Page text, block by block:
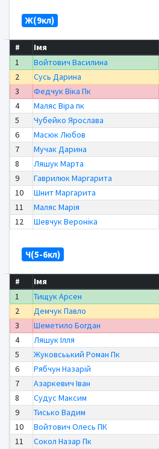
Ж(9кл)
# Імя
1
Войтович Василина
2
Сусь Дарина
3
Федчук Віка Пк
4
Маляс Віра пк
5
Чубейко Ярослава
6
Масюк Любов
7
Мучак Дарина
8
Ляшук Марта
9
Гаврилюк Маргарита
10
Шнит Маргарита
11
Маляс Марія
12
Шевчук Вероніка
Ч(5-6кл)
# Імя
1
Тищук Арсен
2
Демчук Павло
3
Шеметило Богдан
4
Ляшук Ілля
5
Жуковсьький Роман Пк
6
Рябчун Назарій
7
Азаркевич Іван
8
Судус Максим
9
Тисько Вадим
10
Войтович Олесь ПК
11
Сокол Назар Пк